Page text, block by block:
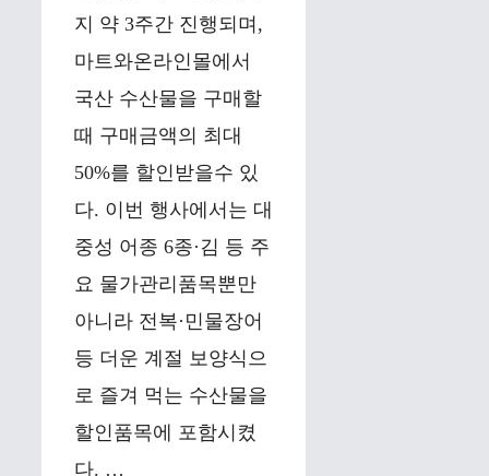
지 약 3주간 진행되며,
마트와온라인몰에서
국산 수산물을 구매할
때 구매금액의 최대
50%를 할인받을수 있
다. 이번 행사에서는 대
중성 어종 6종·김 등 주
요 물가관리품목뿐만
아니라 전복·민물장어
등 더운 계절 보양식으
로 즐겨 먹는 수산물을
할인품목에 포함시켰
다. …